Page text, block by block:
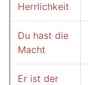
Herrlichkeit
Du hast die
Macht
Er ist der